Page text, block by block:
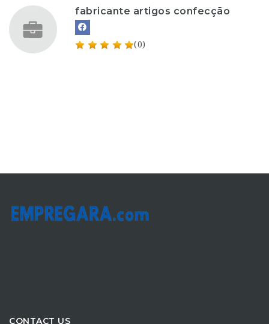
fabricante artigos confecção
(0)
CONTACT US